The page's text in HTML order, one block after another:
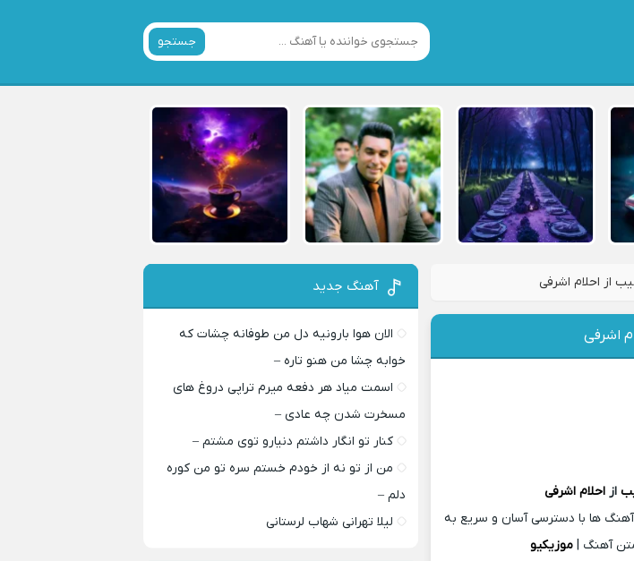
جستجو
از احلام اشرفی
اشرفی
ازاحلام اشرفی
آهنگ ها با دسترسی آسان و سریع به
آهنگ | موزیکیو
آهنگ جدید
الان هوا بارونیه دل من طوفانه چشات که
خوابه چشا من هنو تاره –
اسمت میاد هر دفعه میرم تراپی دروغ‌ های
مسخرت شدن چه عادی –
کنار تو انگار داشتم دنیارو توی مشتم –
من از تو نه از خودم خستم سره تو من کوره
دلم –
لیلا تهرانی شهاب لرستانی